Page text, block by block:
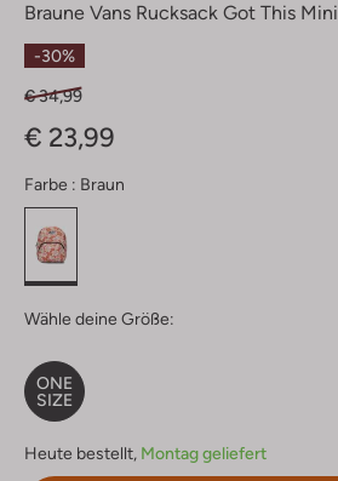
Braune Vans Rucksack Got This Mini
-30%
€ 34,99
€ 23,99
Farbe : Braun
Wähle deine Größe:
ONE
SIZE
Heute bestellt, Montag geliefert